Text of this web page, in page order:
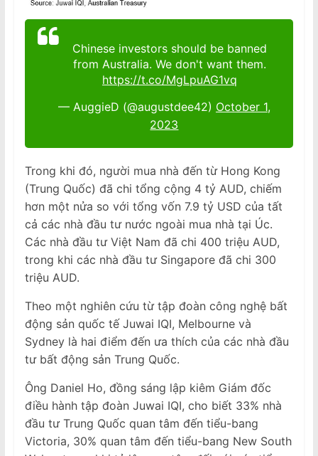
Chinese investors should be banned
from Australia. We don't want them.
https://t.co/MgLpuAG1vq
— AuggieD (@augustdee42) October 1,
2023
Trong khi đó, người mua nhà đến từ Hong Kong
(Trung Quốc) đã chi tổng cộng 4 tỷ AUD, chiếm
hơn một nửa so với tổng vốn 7.9 tỷ USD của tất
cả các nhà đầu tư nước ngoài mua nhà tại Úc.
Các nhà đầu tư Việt Nam đã chi 400 triệu AUD,
trong khi các nhà đầu tư Singapore đã chi 300
triệu AUD.
Theo một nghiên cứu từ tập đoàn công nghệ bất
động sản quốc tế Juwai IQI, Melbourne và
Sydney là hai điểm đến ưa thích của các nhà đầu
tư bất động sản Trung Quốc.
Ông Daniel Ho, đồng sáng lập kiêm Giám đốc
điều hành tập đoàn Juwai IQI, cho biết 33% nhà
đầu tư Trung Quốc quan tâm đến tiểu-bang
Victoria, 30% quan tâm đến tiểu-bang New South